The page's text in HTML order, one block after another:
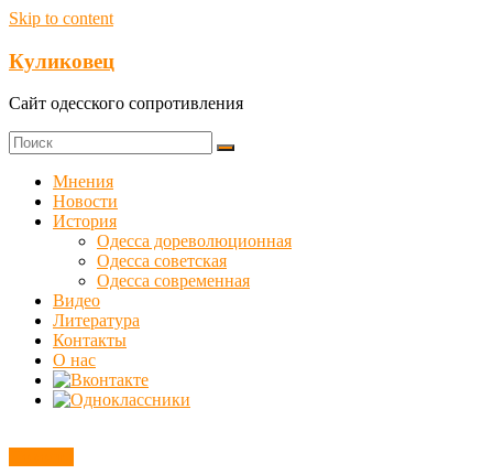
Skip to content
Куликовец
Сайт одесского сопротивления
Мнения
Новости
История
Одесса дореволюционная
Одесса советская
Одесса современная
Видео
Литература
Контакты
О нас